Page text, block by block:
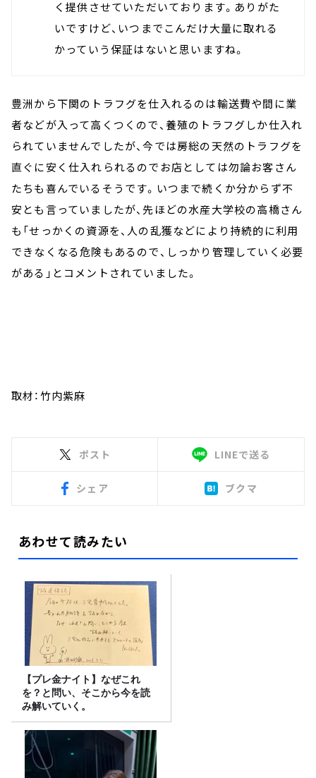
く提供させていただいております。ありがた
いですけど、いつまでこんだけ大量に取れる
かっていう保証はないと思いますね。
豊洲から下関のトラフグを仕入れるのは輸送費や間に業
者などが入って高くつくので、養殖のトラフグしか仕入れ
られていませんでしたが、今では房総の天然のトラフグを
直ぐに安く仕入れられるのでお店としては勿論お客さん
たちも喜んでいるそうです。いつまで続くか分からず不
安とも言っていましたが、先ほどの水産大学校の高橋さん
も「せっかくの資源を、人の乱獲などにより持続的に利用
できなくなる危険もあるので、しっかり管理していく必要
がある」とコメントされていました。
取材：竹内紫麻
ポスト LINEで送る
シェア ブクマ
あわせて読みたい
【プレ金ナイト】なぜこれ
を？と問い、そこから今を読
み解いていく。